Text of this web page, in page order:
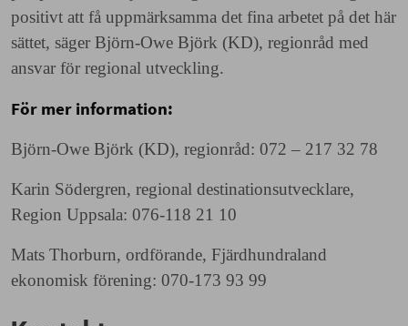
positivt att få uppmärksamma det fina arbetet på det här
sättet, säger Björn-Owe Björk (KD), regionråd med
ansvar för regional utveckling.
För mer information:
Björn-Owe Björk (KD), regionråd: 072 – 217 32 78
Karin Södergren, regional destinationsutvecklare,
Region Uppsala: 076-118 21 10
Mats Thorburn, ordförande, Fjärdhundraland
ekonomisk förening: 070-173 93 99